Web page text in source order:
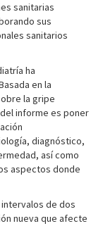
sanitarias
sus
sanitarios
ha
en la
la gripe
informe es poner
diagnóstico,
así como
aspectos donde
de dos
nueva que afecte